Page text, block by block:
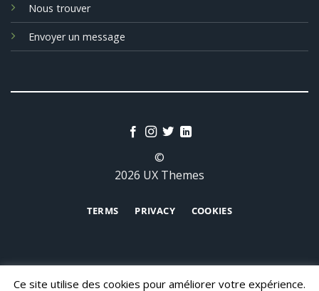
Nous trouver
Envoyer un message
©
2026 UX Themes
TERMS PRIVACY COOKIES
Ce site utilise des cookies pour améliorer votre expérience.